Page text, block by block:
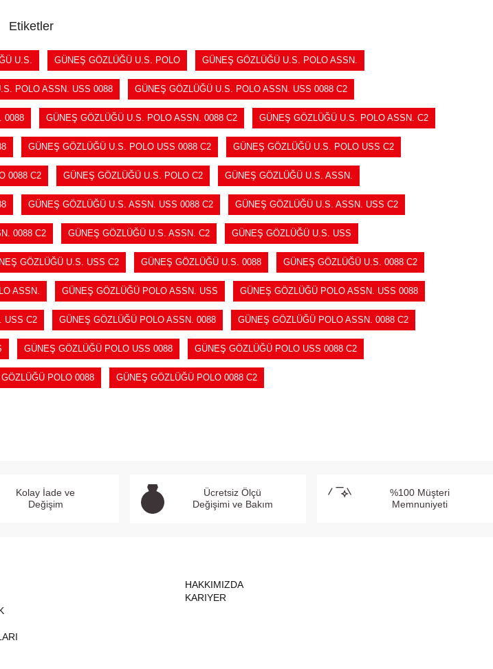
Etiketler
U.S. GÜNEŞ GÖZLÜĞÜ U.S. POLO GÜNEŞ GÖZLÜĞÜ U.S. POLO ASSN.
POLO ASSN. USS 0088 GÜNEŞ GÖZLÜĞÜ U.S. POLO ASSN. USS 0088 C2
0088 GÜNEŞ GÖZLÜĞÜ U.S. POLO ASSN. 0088 C2 GÜNEŞ GÖZLÜĞÜ U.S. POLO ASSN. C2
GÜNEŞ GÖZLÜĞÜ U.S. POLO USS 0088 C2 GÜNEŞ GÖZLÜĞÜ U.S. POLO USS C2
0088 C2 GÜNEŞ GÖZLÜĞÜ U.S. POLO C2 GÜNEŞ GÖZLÜĞÜ U.S. ASSN.
GÜNEŞ GÖZLÜĞÜ U.S. ASSN. USS 0088 C2 GÜNEŞ GÖZLÜĞÜ U.S. ASSN. USS C2
0088 C2 GÜNEŞ GÖZLÜĞÜ U.S. ASSN. C2 GÜNEŞ GÖZLÜĞÜ U.S. USS
GÖZLÜĞÜ U.S. USS C2 GÜNEŞ GÖZLÜĞÜ U.S. 0088 GÜNEŞ GÖZLÜĞÜ U.S. 0088 C2
ASSN. GÜNEŞ GÖZLÜĞÜ POLO ASSN. USS GÜNEŞ GÖZLÜĞÜ POLO ASSN. USS 0088
USS C2 GÜNEŞ GÖZLÜĞÜ POLO ASSN. 0088 GÜNEŞ GÖZLÜĞÜ POLO ASSN. 0088 C2
GÜNEŞ GÖZLÜĞÜ POLO USS 0088 GÜNEŞ GÖZLÜĞÜ POLO USS 0088 C2
POLO 0088 GÜNEŞ GÖZLÜĞÜ POLO 0088 C2
Kolay İade ve
Değişim
Ücretsiz Ölçü
Değişimi ve Bakım
%100 Müşteri
Memnuniyeti
HAKKIMIZDA
KARIYER